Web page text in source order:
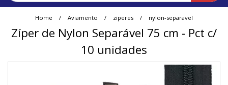
Home Aviamento ziperes nylon-separavel
Zíper de Nylon Separável 75 cm - Pct c/
10 unidades